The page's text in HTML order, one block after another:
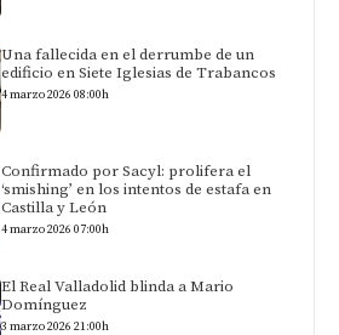
Una fallecida en el derrumbe de un
edificio en Siete Iglesias de Trabancos
4 marzo 2026 08:00h
Confirmado por Sacyl: prolifera el
‘smishing’ en los intentos de estafa en
Castilla y León
4 marzo 2026 07:00h
El Real Valladolid blinda a Mario
Domínguez
3 marzo 2026 21:00h